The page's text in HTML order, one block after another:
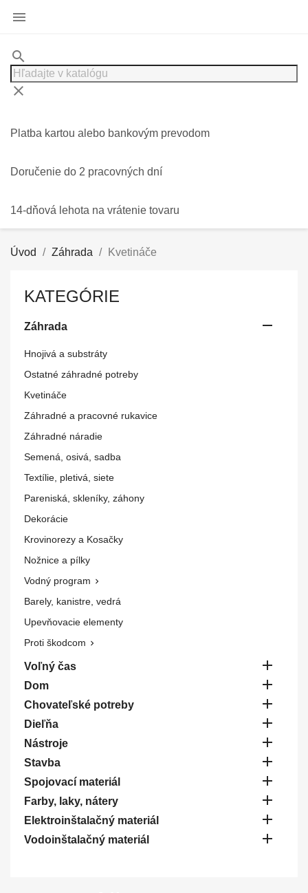

search
clear
Platba kartou alebo bankovým prevodom
Doručenie do 2 pracovných dní
14-dňová lehota na vrátenie tovaru
Úvod Záhrada Kvetináče
KATEGÓRIE
Záhrada 
Hnojivá a substráty
Ostatné záhradné potreby
Kvetináče
Záhradné a pracovné rukavice
Záhradné náradie
Semená, osivá, sadba
Textílie, pletivá, siete
Pareniská, skleníky, záhony
Dekorácie
Krovinorezy a Kosačky
Nožnice a pílky
Vodný program 
Barely, kanistre, vedrá
Upevňovacie elementy
Proti škodcom 
Voľný čas 
Dom 
Chovateľské potreby 
Dieľňa 
Nástroje 
Stavba 
Spojovací materiál 
Farby, laky, nátery 
Elektroinštalačný materiál 
Vodoinštalačný materiál 